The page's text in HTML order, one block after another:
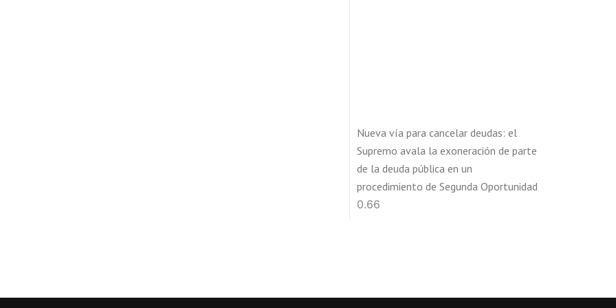
Nueva vía para cancelar deudas: el
Supremo avala la exoneración de parte
de la deuda pública en un
procedimiento de Segunda Oportunidad